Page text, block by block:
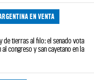
EN VENTA
de tierras al filo: el senado vota
congreso y san cayetano en la